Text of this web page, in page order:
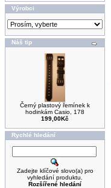
Výrobci
Náš tip
Černý plastový řemínek k
hodinkám Casio, 178
199,00Kč
Rychlé hledání
Zadejte klíčové slovo(a) pro
vyhledání produktu.
Rozšířené hledání